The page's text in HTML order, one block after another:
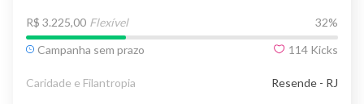
R$ 3.225,00 Flexível 32%
Campanha sem prazo
114 Kicks
Caridade e Filantropia Resende - RJ